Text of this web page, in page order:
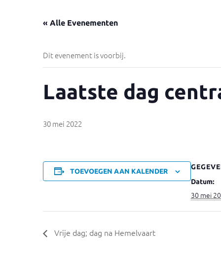
« Alle Evenementen
Dit evenement is voorbij.
Laatste dag
30 mei 2022
TOEVOEGEN AAN KALENDER
Datum:
30 mei
Vrije dag; dag na Hemelvaart